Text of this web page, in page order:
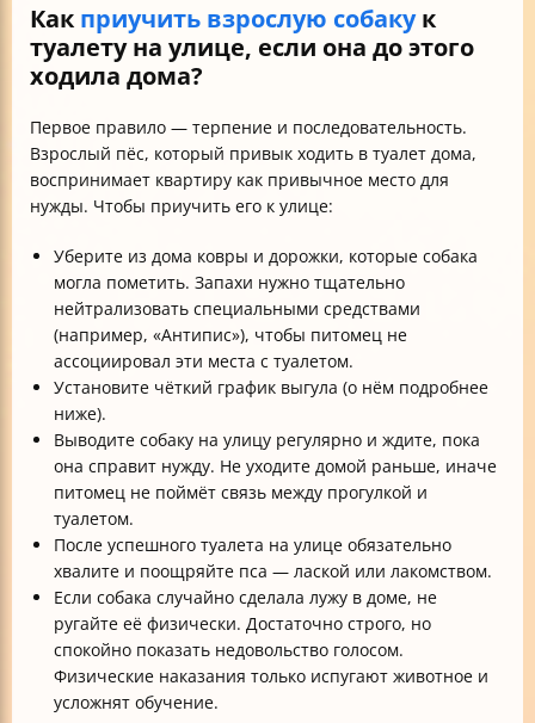
Как приучить взрослую собакук
туалету на улице, если она до этого
ходила дома?
Первое правило — терпение и последовательность.
Взрослый пёс, который привык ходить в туалет дома,
воспринимает квартиру как привычное место для
нужды. Чтобы приучить его к улице:
Уберите из дома ковры и дорожки, которые собака
могла пометить. Запахи нужно тщательно
нейтрализовать специальными средствами
(например, «Антипис»), чтобы питомец не
ассоциировал эти места с туалетом.
Установите чёткий график выгула (о нём подробнее
ниже).
Выводите собаку на улицу регулярно и ждите, пока
она справит нужду. Не уходите домой раньше, иначе
питомец не поймёт связь между прогулкой и
туалетом.
После успешного туалета на улице обязательно
хвалите и поощряйте пса — лаской или лакомством.
Если собака случайно сделала лужу в доме, не
ругайте её физически. Достаточно строго, но
спокойно показать недовольство голосом.
Физические наказания только испугают животное и
усложнят обучение.